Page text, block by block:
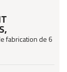
fabrication de 6